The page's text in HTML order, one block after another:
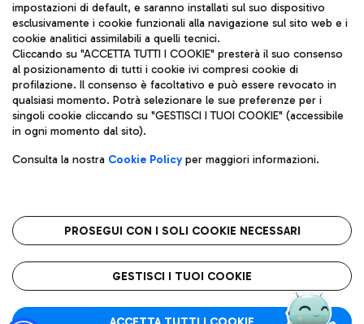
Pizza
Gelateria
Wine Bar & Sparkling
Autobus
Scopri le linee di autobus per raggiungere l'aeroporto
Leonardo Da Vinci.
Raggiungi l’aeroporto senza pensieri con il servizio di taxi a
Ristoranti
Scopri la nostra offerta per una pausa gustosa in aeroporto
Mappa Aeroporto Fiumicino
Aeroporti di Roma S.p.A. - Società soggetta a direzione e
coordinamento di Mundys S.p.A.
Codice fiscale e Registro delle Imprese di Roma 13032990155 P.
IVA 06572251004
Capitale sociale 62.224.743,00 int. vers.
Sede legale: Via Pier Paolo Racchetti 1 - 00054 Fiumicino (RM)
telefono +39 06 65951
Privacy policy
Note legali
Roma FCO
L'aeroporto stellato
impostazioni di default, e saranno installati sul suo dispositivo
esclusivamente i cookie funzionali alla navigazione sul sito web e i
cookie analitici assimilabili a quelli tecnici.
Cliccando su "ACCETTA TUTTI I COOKIE" presterà il suo consenso
al posizionamento di tutti i cookie ivi compresi cookie di
profilazione. Il consenso è facoltativo e può essere revocato in
qualsiasi momento. Potrà selezionare le sue preferenze per i
singoli cookie cliccando su "GESTISCI I TUOI COOKIE" (accessibile
in ogni momento dal sito).
Consulta la nostra Cookie Policyper maggiori informazioni.
PROSEGUI CON I SOLI COOKIE NECESSARI
GESTISCI I TUOI COOKIE